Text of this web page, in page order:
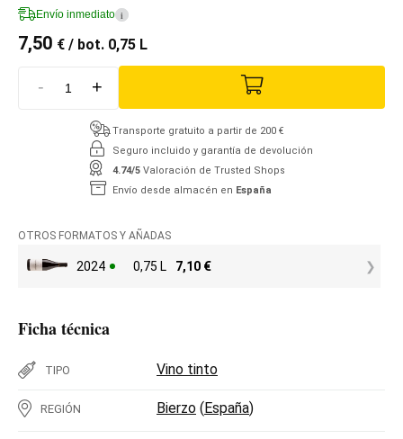
Envío inmediato i
7,50 € / bot. 0,75 L
- +
Transporte gratuito a partir de 200 €
Seguro incluido y garantía de devolución
4.74/5 Valoración de Trusted Shops
Envío desde almacén en España
OTROS FORMATOS Y AÑADAS
2024 0,75 L 7,10 €
Ficha técnica
TIPO Vino tinto
REGIÓN Bierzo (España)